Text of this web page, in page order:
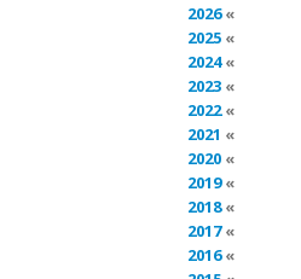
2026
2025
2024
2023
2022
2021
2020
2019
2018
2017
2016